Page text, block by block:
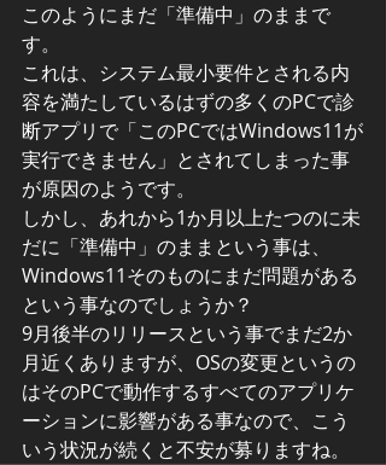
このようにまだ「準備中」のままで
す。
これは、システム最小要件とされる内
容を満たしているはずの多くのPCで診
断アプリで「このPCではWindows11が
実行できません」とされてしまった事
が原因のようです。
しかし、あれから1か月以上たつのに未
だに「準備中」のままという事は、
Windows11そのものにまだ問題がある
という事なのでしょうか？
9月後半のリリースという事でまだ2か
月近くありますが、OSの変更というの
はそのPCで動作するすべてのアプリケ
ーションに影響がある事なので、こう
いう状況が続くと不安が募りますね。